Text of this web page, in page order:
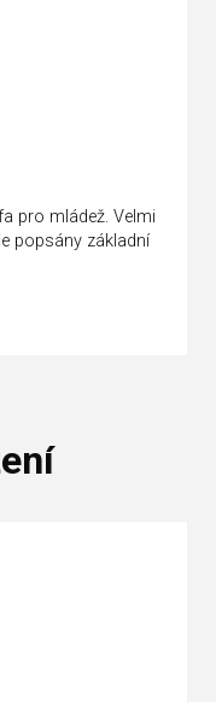
pro mládež. Velmi
popsány základní